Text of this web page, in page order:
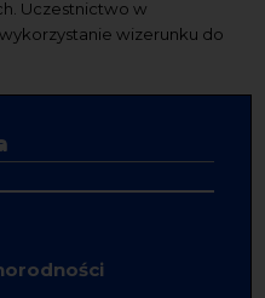
Uczestnictwo w
wizerunku do